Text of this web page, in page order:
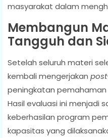
masyarakat dalam
Membangun
Tangguh dan
Setelah seluruh materi
kembali mengerjakan
peningkatan
Hasil evaluasi ini menjadi
keberhasilan program
kapasitas yang